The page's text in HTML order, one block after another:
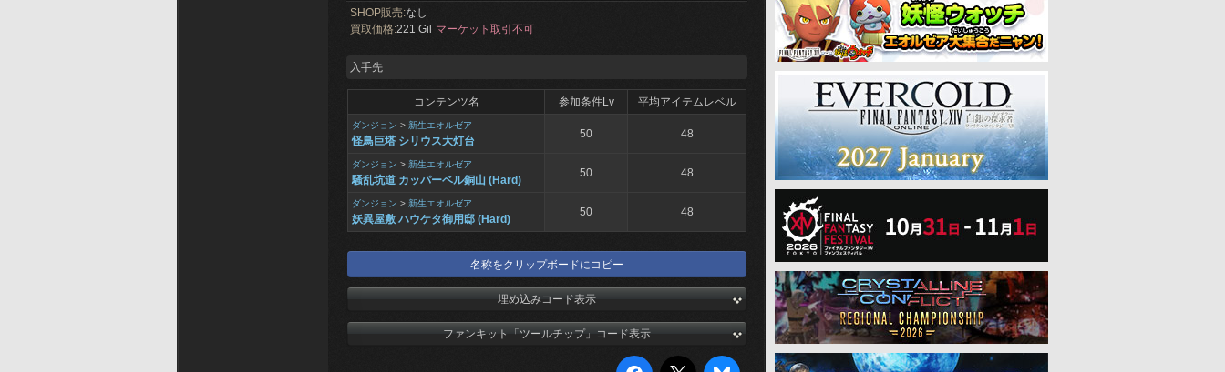
SHOP販売:なし
買取価格:221 Gil マーケット取引不可
入手先
コンテンツ名 参加条件Lv 平均アイテムレベル
ダンジョン > 新生エオルゼア
怪鳥巨塔 シリウス大灯台
50 48
ダンジョン > 新生エオルゼア
騒乱坑道 カッパーベル銅山 (Hard)
50 48
ダンジョン > 新生エオルゼア
妖異屋敷 ハウケタ御用邸 (Hard)
50 48
名称をクリップボードにコピー
埋め込みコード表示
ファンキット「ツールチップ」コード表示